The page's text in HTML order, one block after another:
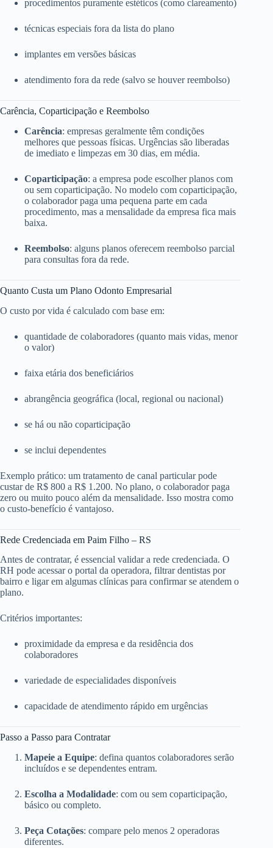
procedimentos puramente estéticos (como clareamento)
técnicas especiais fora da lista do plano
implantes em versões básicas
atendimento fora da rede (salvo se houver reembolso)
Carência, Coparticipação e Reembolso
Carência: empresas geralmente têm condições
melhores que pessoas físicas. Urgências são liberadas
de imediato e limpezas em 30 dias, em média.
Coparticipação: a empresa pode escolher planos com
ou sem coparticipação. No modelo com coparticipação,
o colaborador paga uma pequena parte em cada
procedimento, mas a mensalidade da empresa fica mais
baixa.
Reembolso: alguns planos oferecem reembolso parcial
para consultas fora da rede.
Quanto Custa um Plano Odonto Empresarial
O custo por vida é calculado com base em:
quantidade de colaboradores (quanto mais vidas, menor
o valor)
faixa etária dos beneficiários
abrangência geográfica (local, regional ou nacional)
se há ou não coparticipação
se inclui dependentes
Exemplo prático: um tratamento de canal particular pode
custar de R$ 800 a R$ 1.200. No plano, o colaborador paga
zero ou muito pouco além da mensalidade. Isso mostra como
o custo-benefício é vantajoso.
Rede Credenciada em Paim Filho – RS
Antes de contratar, é essencial validar a rede credenciada. O
RH pode acessar o portal da operadora, filtrar dentistas por
bairro e ligar em algumas clínicas para confirmar se atendem o
plano.
Critérios importantes:
proximidade da empresa e da residência dos
colaboradores
variedade de especialidades disponíveis
capacidade de atendimento rápido em urgências
Passo a Passo para Contratar
Mapeie a Equipe: defina quantos colaboradores serão
incluídos e se dependentes entram.
Escolha a Modalidade: com ou sem coparticipação,
básico ou completo.
Peça Cotações: compare pelo menos 2 operadoras
diferentes.